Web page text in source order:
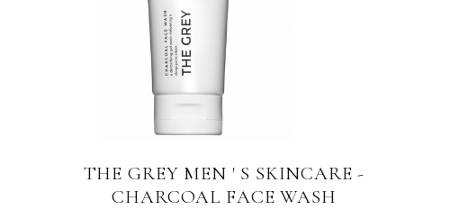
THE GREY MEN ' S SKINCARE -
CHARCOAL FACE WASH